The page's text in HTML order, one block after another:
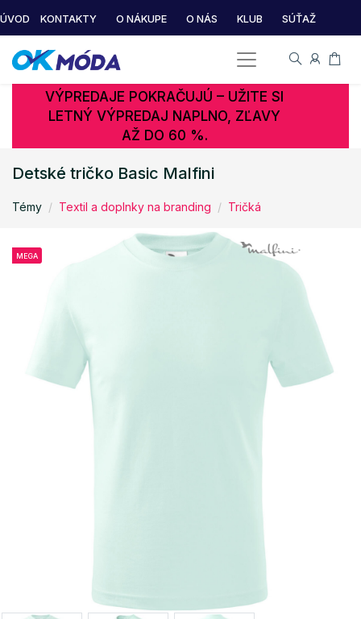
ÚVOD KONTAKTY O NÁKUPE O NÁS KLUB SÚŤAŽ
VÝPREDAJE POKRAČUJÚ – UŽITE SI
LETNÝ VÝPREDAJ NAPLNO, ZĽAVY
AŽ DO 60 %.
Detské tričko Basic Malfini
Témy Textil a doplnky na branding Tričká
MEGA